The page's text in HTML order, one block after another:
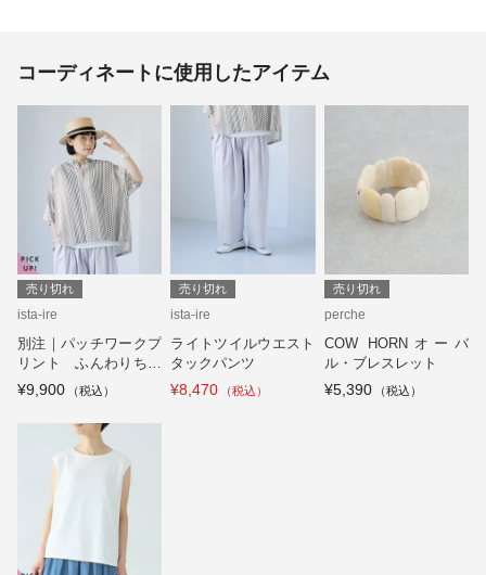
コーディネートに使用したアイテム
売り切れ
ista-ire
別注｜パッチワークプ
リント ふんわりちび
襟ブラウス
¥9,900
売り切れ
ista-ire
ライトツイルウエスト
タックパンツ
¥8,470
売り切れ
perche
COW HORNオーバ
ル・ブレスレット
¥5,390